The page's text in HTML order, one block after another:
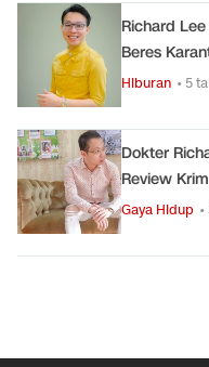
Richard
Beres
Hiburan • 5
Dokter
Review
Gaya Hidup